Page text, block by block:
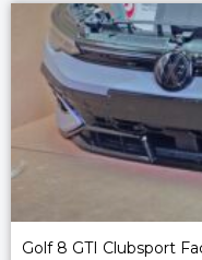
Golf 8 GTI Clubsport